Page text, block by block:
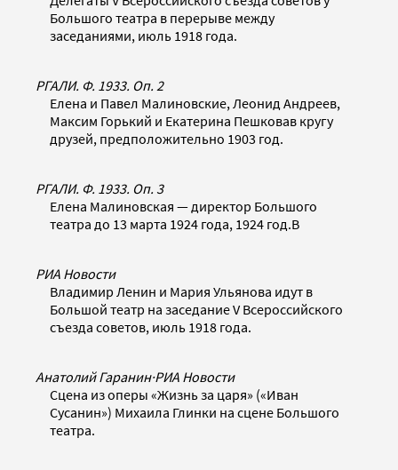
Большого театра в перерыве между
заседаниями, июль 1918 года.
РГАЛИ. Ф. 1933. Оп. 2
Елена и Павел Малиновские, Леонид Андреев,
Максим Горький и Екатерина Пешковав кругу
друзей, предположительно 1903 год.
РГАЛИ. Ф. 1933. Оп. 3
Елена Малиновская — директор Большого
театра до 13 марта 1924 года, 1924 год.В
РИА Новости
Владимир Ленин и Мария Ульянова идут в
Большой театр на заседание V Всероссийского
съезда советов, июль 1918 года.
Анатолий Гаранин·РИА Новости
Сцена из оперы «Жизнь за царя» («Иван
Сусанин») Михаила Глинки на сцене Большого
театра.